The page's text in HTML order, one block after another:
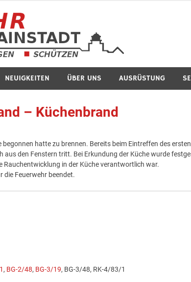
NEUIGKEITEN ÜBER UNS AUSRÜSTUNG
– Küchenbrand
hatte zu brennen. Bereits beim Eintreffen des ersten
aus den Fenstern tritt. Bei Erkundung der Küche wurde
Rauchentwicklung in der Küche verantwortlich war.
die Feuerwehr beendet.
, BG-2/48, BG-3/19, BG-3/48, RK-4/83/1